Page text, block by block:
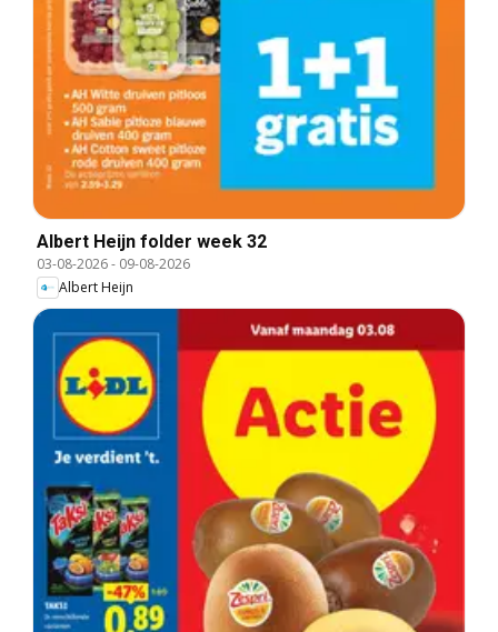
Albert Heijn folder week 32
03-08-2026- 09-08-2026
Albert Heijn